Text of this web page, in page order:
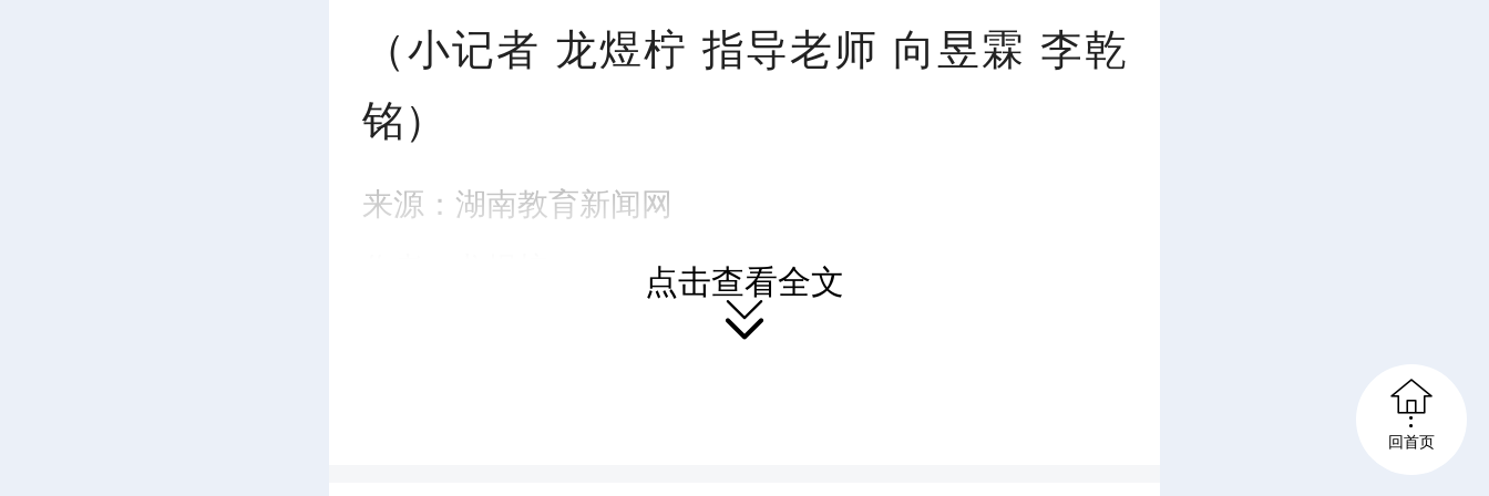
l
a
y
n
y
（小记者 龙煜柠 指导老师 向昱霖 李乾
铭）
来源：湖南教育新闻网
点击查看全文


回首页